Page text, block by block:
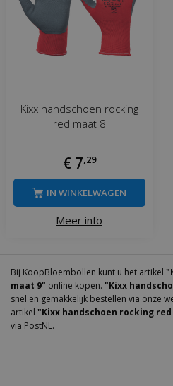
Kixx handschoen rocking
red maat 8
€ 7,29
Meer info
IN WINKELWAGEN
Bij KoopBloembollen kunt u het artikel
maat 9" online kopen. "Kixx
snel en gemakkelijk bestellen via onze
artikel "Kixx handschoen rocking
via PostNL.